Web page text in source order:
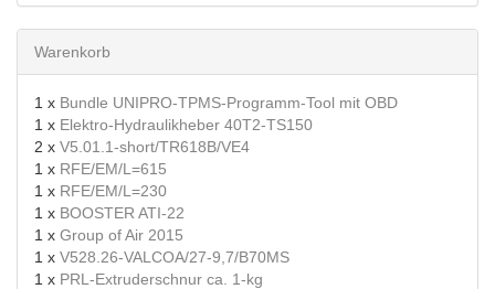
Warenkorb
1 x Bundle UNIPRO-TPMS-Programm-Tool mit OBD
1 x Elektro-Hydraulikheber 40T2-TS150
2 x V5.01.1-short/TR618B/VE4
1 x RFE/EM/L=615
1 x RFE/EM/L=230
1 x BOOSTER ATI-22
1 x Group of Air 2015
1 x V528.26-VALCOA/27-9,7/B70MS
1 x PRL-Extruderschnur ca. 1-kg